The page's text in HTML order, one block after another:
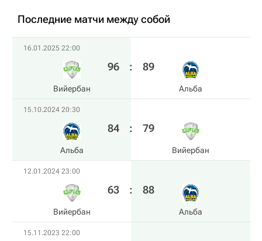
Последние матчи между собой
16.01.2025 22:00
Вийербан
96 : 89
Альба
15.10.2024 20:30
Альба
84 : 79
Вийербан
12.01.2024 23:00
Вийербан
63 : 88
Альба
15.11.2023 22:00